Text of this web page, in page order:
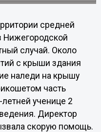
средней
случай. Около
с крыши здания
наледи на крышу
часть
ученице 2
Директор
скорую помощь.